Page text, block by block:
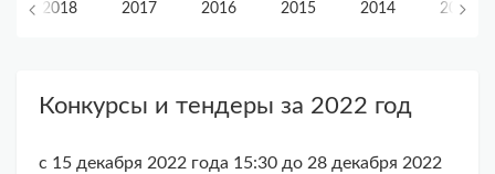
2018 2017 2016 2015 2014 2013
Конкурсы и тендеры за 2022 год
с 15 декабря 2022 года 15:30 до 28 декабря 2022